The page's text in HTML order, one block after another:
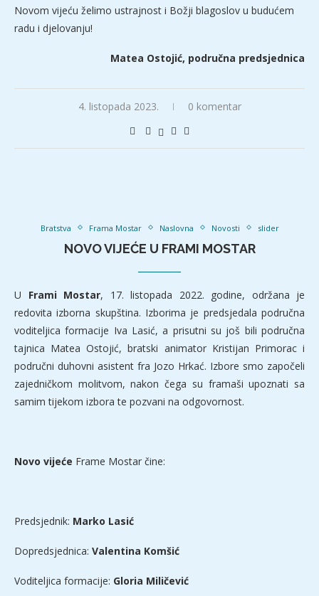
Novom vijeću želimo ustrajnost i Božji blagoslov u budućem
radu i djelovanju!
Matea Ostojić, područna predsjednica
4. listopada 2023. 0 komentar
Bratstva Frama Mostar Naslovna Novosti slider
NOVO VIJEĆE U FRAMI MOSTAR
U Frami Mostar, 17. listopada 2022. godine, održana je
redovita izborna skupština. Izborima je predsjedala područna
voditeljica formacije Iva Lasić, a prisutni su još bili područna
tajnica Matea Ostojić, bratski animator Kristijan Primorac i
područni duhovni asistent fra Jozo Hrkać. Izbore smo započeli
zajedničkom molitvom, nakon čega su framaši upoznati sa
samim tijekom izbora te pozvani na odgovornost.
Novo vijeće Frame Mostar čine:
Predsjednik: Marko Lasić
Dopredsjednica: Valentina Komšić
Voditeljica formacije: Gloria Miličević